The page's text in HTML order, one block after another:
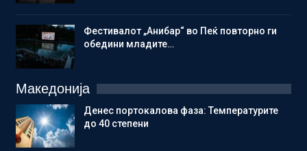
Фестивалот „Анибар“ во Пеќ повторно ги
обедини младите…
Македонија
Денес портокалова фаза: Температурите
до 40 степени